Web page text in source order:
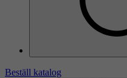
Beställ katalog